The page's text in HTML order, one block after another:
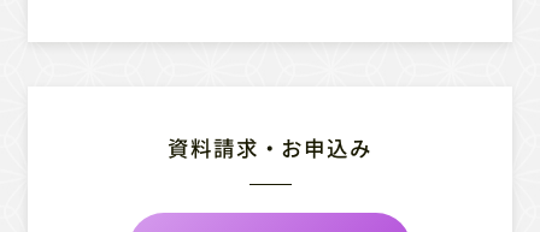
資料請求・お申込み